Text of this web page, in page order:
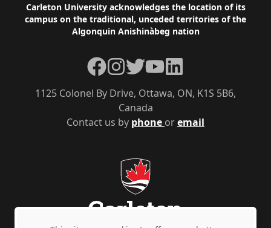
Footer
Carleton University acknowledges the location of its
campus on the traditional, unceded territories of the
Algonquin Anishinàbeg nation
Contact us by phone oremail
1125 Colonel By Drive, Ottawa, ON, K1S 5B6,
Canada
Facebook
Instagram
TwitterYouTubeLinkedIn